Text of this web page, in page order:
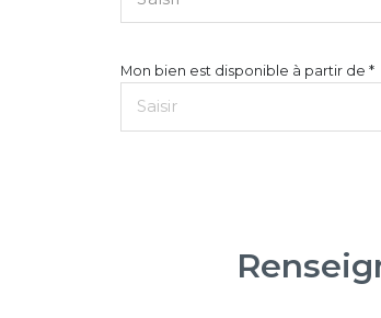
Mon bien est disponible à partir de *